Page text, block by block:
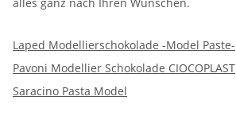
Laped Modellierschokolade -Model Paste-
Pavoni Modellier Schokolade CIOCOPLAST
Saracino Pasta Model